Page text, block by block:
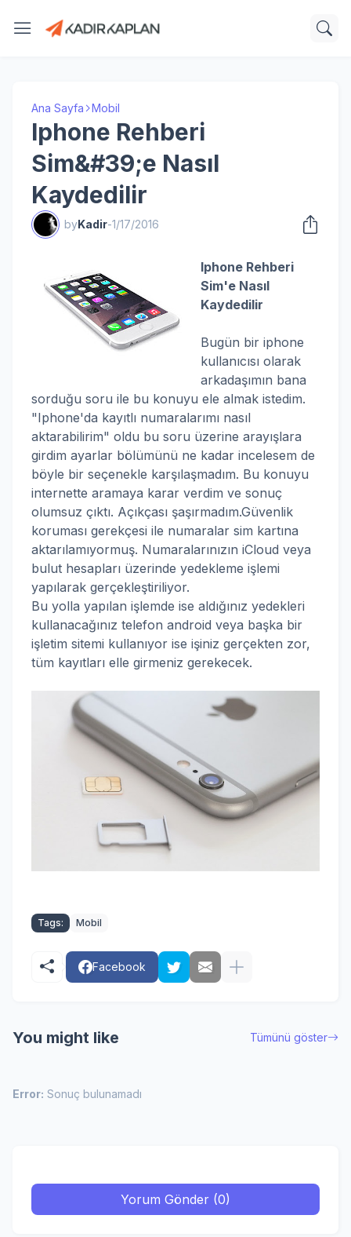
Ana Sayfa Mobil
Iphone Rehberi
Sim&#39;e Nasıl
Kaydedilir
byKadir-1/17/2016
Iphone Rehberi
Sim'e Nasıl
Kaydedilir
Bugün bir iphone
kullanıcısı olarak
arkadaşımın bana
sorduğu soru ile bu konuyu ele almak istedim.
"Iphone'da kayıtlı numaralarımı nasıl
aktarabilirim" oldu bu soru üzerine arayışlara
girdim ayarlar bölümünü ne kadar incelesem de
böyle bir seçenekle karşılaşmadım. Bu konuyu
internette aramaya karar verdim ve sonuç
olumsuz çıktı. Açıkçası şaşırmadım.Güvenlik
koruması gerekçesi ile numaralar sim kartına
aktarılamıyormuş. Numaralarınızın iCloud veya
bulut hesapları üzerinde yedekleme işlemi
yapılarak gerçekleştiriliyor.
Bu yolla yapılan işlemde ise aldığınız yedekleri
kullanacağınız telefon android veya başka bir
işletim sitemi kullanıyor ise işiniz gerçekten zor,
tüm kayıtları elle girmeniz gerekecek.
Tags: Mobil
Facebook
You might like Tümünü göster
Error: Sonuç bulunamadı
Yorum Gönder (0)